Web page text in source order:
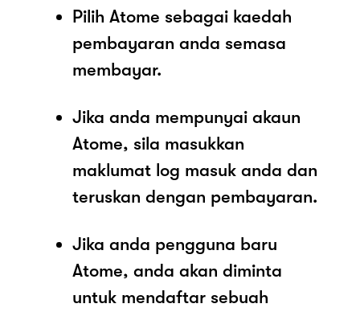
Pilih Atome sebagai kaedah
pembayaran anda semasa
membayar.
Jika anda mempunyai akaun
Atome, sila masukkan
maklumat log masuk anda dan
teruskan dengan pembayaran.
Jika anda pengguna baru
Atome, anda akan diminta
untuk mendaftar sebuah